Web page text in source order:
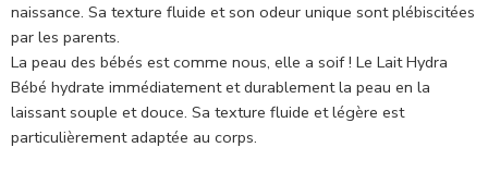
naissance. Sa texture fluide et son odeur unique sont plébiscitées
par les parents.
La peau des bébés est comme nous, elle a soif ! Le Lait Hydra
Bébé hydrate immédiatement et durablement la peau en la
laissant souple et douce. Sa texture fluide et légère est
particulièrement adaptée au corps.